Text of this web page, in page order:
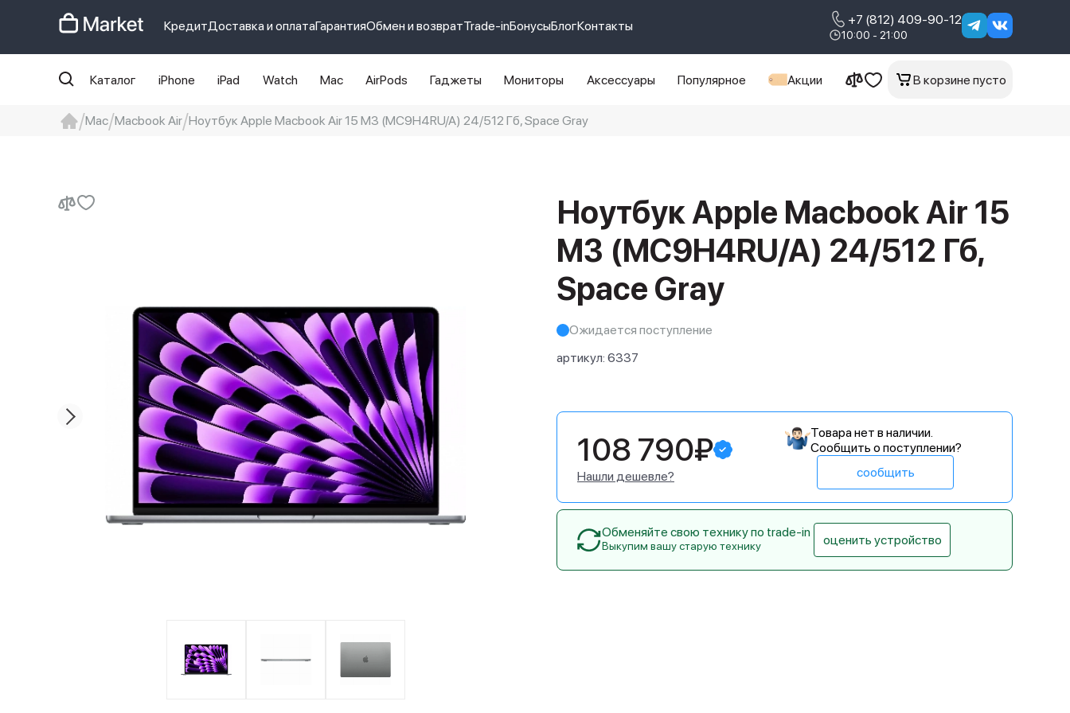
КредитДоставка и оплатаГарантияОбмен и возвратTrade-inБонусыБлогКонтакты +7 (812) 409-90-12
10:00 - 21:00
Каталог iPhone iPad Watch Mac AirPods Гаджеты Мониторы Аксессуары Популярное Акции В корзине пусто
Mac Macbook Air Ноутбук Apple Macbook Air 15 M3 (MC9H4RU/A) 24/512 Гб, Space Gray
Ноутбук Apple Macbook Air 15
M3 (MC9H4RU/A) 24/512 Гб,
Space Gray
Ожидается поступление
артикул: 6337
108 790₽
Нашли дешевле?
Товара нет в наличии.
Сообщить о поступлении?
сообщить
Обменяйте свою технику по trade-in
Выкупим вашу старую технику оценить устройство